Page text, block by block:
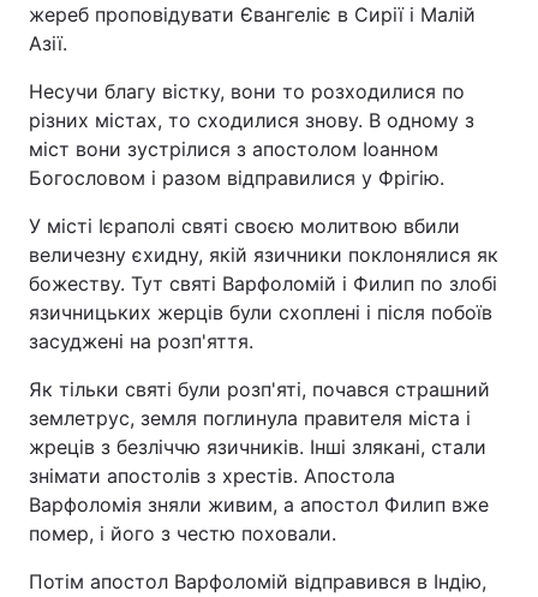
жереб проповідувати Євангеліє в Сирії і Малій
Азії.
Несучи благу вістку, вони то розходилися по
різних містах, то сходилися знову. В одному з
міст вони зустрілися з апостолом Іоанном
Богословом і разом відправилися у Фрігію.
У місті Ієраполі святі своєю молитвою вбили
величезну єхидну, якій язичники поклонялися як
божеству. Тут святі Варфоломій і Филип по злобі
язичницьких жерців були схоплені і після побоїв
засуджені на розп'яття.
Як тільки святі були розп'яті, почався страшний
землетрус, земля поглинула правителя міста і
жреців з безліччю язичників. Інші злякані, стали
знімати апостолів з хрестів. Апостола
Варфоломія зняли живим, а апостол Филип вже
помер, і його з честю поховали.
Потім апостол Варфоломій відправився в Індію,